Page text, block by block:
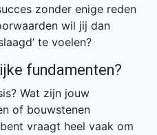
zonder enige reden
wil jij dan
te voelen?
fundamenten?
Wat zijn jouw
of bouwstenen
vraagt heel vaak om